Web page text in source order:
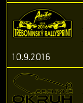
10.9.2016